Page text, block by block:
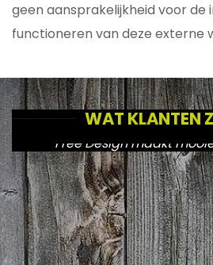
geen aansprakelijkheid voor de
functioneren van deze externe
WAT KLANTEN
"Free Design maakt
zorgt voor een goede
diverse